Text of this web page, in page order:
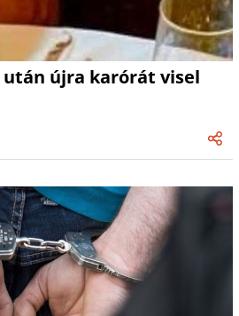
után újra karórát visel